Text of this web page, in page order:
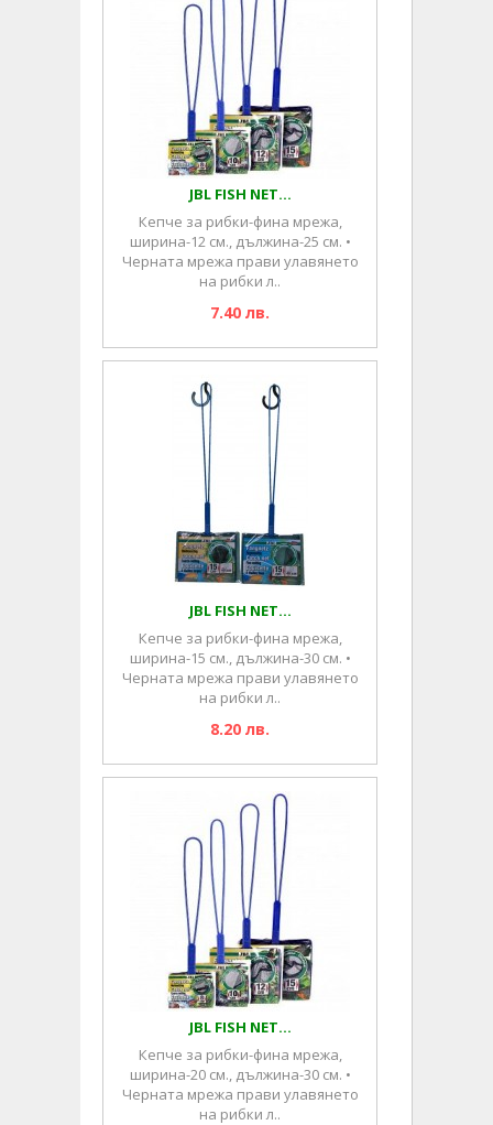
JBL FISH NET...
Кепче за рибки-фина мрежа,
ширина-12 см., дължина-25 см. •
Черната мрежа прави улавянето
на рибки л..
7.40 лв.
JBL FISH NET...
Кепче за рибки-фина мрежа,
ширина-15 см., дължина-30 см. •
Черната мрежа прави улавянето
на рибки л..
8.20 лв.
JBL FISH NET...
Кепче за рибки-фина мрежа,
ширина-20 см., дължина-30 см. •
Черната мрежа прави улавянето
на рибки л..